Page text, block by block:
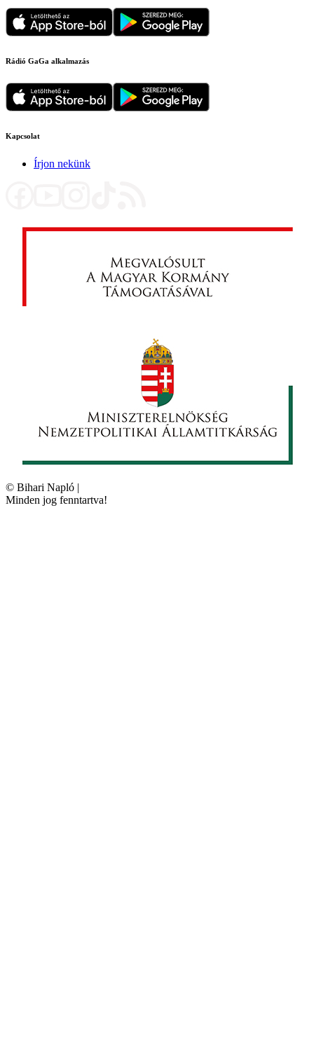
Rádió GaGa alkalmazás
Kapcsolat
Írjon nekünk
© Bihari Napló |
Minden jog fenntartva!